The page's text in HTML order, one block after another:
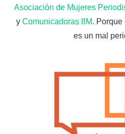
Asociación de Mujeres
y Comunicadoras 8M. Porque
es un mal